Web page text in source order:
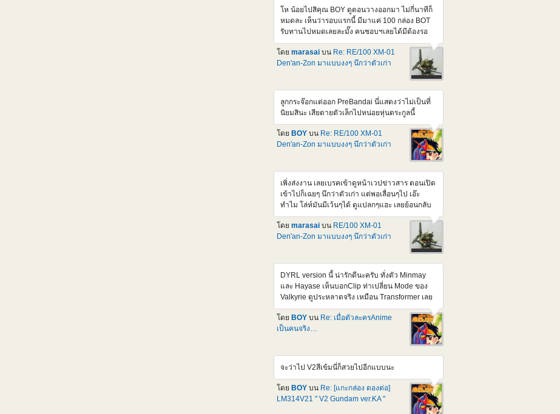
แกนเสียบก็แน่นจัดแล้ว ถ้าไขน็อตด้วย คงแงะมา
ทำสีไม่ได้แล้วละ
https://www.youtube.com/watch?v=U0kAdHrrHII
อังกฤษด้วย
โห น้อยไปสิคุณ BOY ดูตอนวางออกมา ไม่กี่นาทีก็
หมดละ เห็นว่ารอบแรกนี้ มีมาแค่ 100 กล่อง BOT
รับทานไปหมดเลยละมั๊ง คนชอบฯเลยได้มีต้องรอ
รอบถัดๆไป แต่จะไม่อุดหนุนร้านพวกนั้นละยกเว้น มี
ช่วงลดราคาลงปกติ Series ตัวเล็กนี้ก็สวยๆเยอะ
แต่ถ้า P หมด ก็อ่วมหนักเลยนะครับ ยิ่งจะมีพวก
Silhoulette กล่องสวยๆสมัยก่อนอีกนี่ มาได้ยาวๆเลย
ราคาเท่าๆกันแหละ ยังไม่ได้สอย เพราะมีทั้งตัว
สำเร็จและตัวเก่าที่ต่อใส่กล่องไว้รอผ่า แต่ถ้าสอยคง
เอามาทำสีขาวแทนแหละ ปล.ของภาคนี้ อยากเห็น
ตัวของหัวหน้า ที่ตัวสีม่วง/สีเข้ม Berga giros ที่คน
ขับ X2 ขับก่อนจะมาเปลี่ยนเปน X2 แหละ
โดย marasai บน Re: RE/100 XM-01
Den'an-Zon มาแบบงงๆ นึกว่าตัวเก่า
ลูกกระจ๊อกแต่ออก PreBandai นี่แสดงว่าไม่เป็นที่
นิยมสินะ เสียดายตัวเล็กไปหน่อยหุ่นตระกูลนี้
โดย BOY บน Re: RE/100 XM-01
Den'an-Zon มาแบบงงๆ นึกว่าตัวเก่า
เพิ่งส่งงาน เลยเบรคเข้าดูหน้าเวปข่าวสาร ตอนเปิด
เข้าไปก็เฉยๆ นึกว่าตัวเก่า แต่พอเลื่อนๆไป เอ๊ะ
ทำไม โล่ห์มันมีเว้นๆได้ ดูแปลกๆแฮะ เลยย้อนกลับ
มาดูรายละเอียด ปรากฏว่า หัวโล้น ไหล่กลมสอง
ข้าง โล่ห์แยกสี่ส่วน นี่มันเป็นลูกจ๊อก ตัวที่ควรจะ
ออกก่อนหน้านี้นิ ไม่ใช่ตัวแรกจริงๆแหละ <a
href="https://pic.in.th/image/DEn1.UJCNzP">
src="https://img1.pic.in.th/images/DEn1.jpg"
alt="DEn1" border="0"></a> <a
href="https://pic.in.th/image/DEn2.UJCVqp">
<img src="https://img2.pic.in.th/DEn2.jpg"
alt="DEn2" border="0"></a> <a
href="https://pic.in.th/image/DEn3.UJCW8L">
src="https://img1.pic.in.th/images/DEn3.jpg"
alt="DEn3" border="0"></a> <a
href="https://pic.in.th/image/DEn4.UJGa1C">
<img
src="https://img1.pic.in.th/images/DEn4.jpg"
alt="DEn4" border="0"></a> <a
href="https://pic.in.th/image/DEn5.UJGrwv">
โดย marasai บน RE/100 XM-01
Den'an-Zon มาแบบงงๆ นึกว่าตัวเก่า
DYRL version นี้ น่ารักดีนะครับ ทั่งตัว Minmay
และ Hayase เห็นบอกClip ท่าเปลี่ยน Mode ของ
Valkyrie ดูประหลาดจริง เหมือน Transformer เลย
โดย BOY บน Re: เมื่อตัวละครAnime
เป็นคนจริง…
จะว่าไป V2สีเข้มนี่ก็สวยไปอีกแบบนะ
โดย BOY บน Re: [แกะกล่อง ดองต่อ]
LM314V21 " V2 Gundam ver.KA "